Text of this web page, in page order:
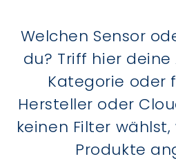
Welchen Sensor
du? Triff hier
Kategorie oder
Hersteller oder
keinen Filter
Produkte